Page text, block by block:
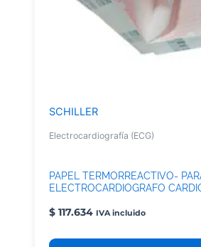
SCHILLER
Electrocardiografía (ECG)
PAPEL TERMORREACTIVO-
ELECTROCARDIOGRAFO
$ 117.634 IVA incluido